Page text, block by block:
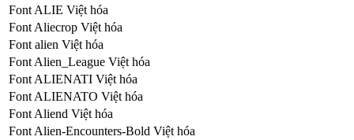
Font ALIE Việt hóa
Font Aliecrop Việt hóa
Font alien Việt hóa
Font Alien_League Việt hóa
Font ALIENATI Việt hóa
Font ALIENATO Việt hóa
Font Aliend Việt hóa
Font Alien-Encounters-Bold Việt hóa